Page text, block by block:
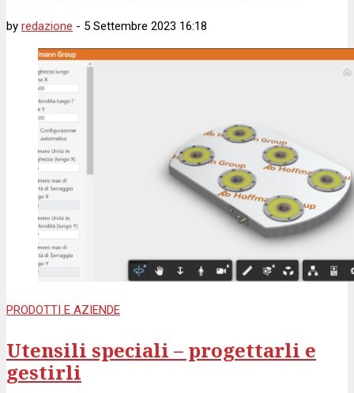
by redazione - 5 Settembre 2023 16:18
PRODOTTI E AZIENDE
Utensili speciali – progettarli e
gestirli